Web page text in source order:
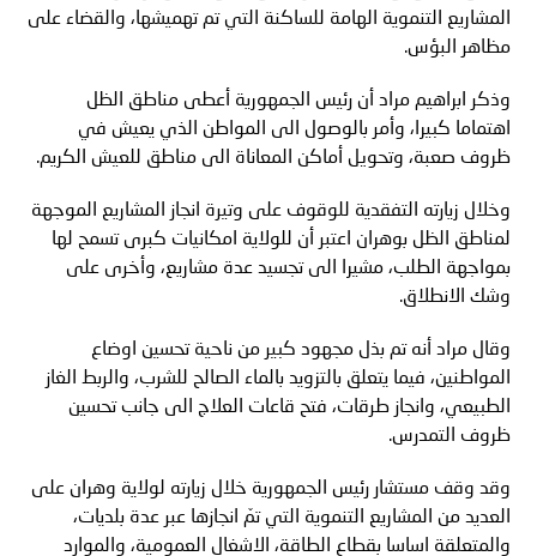
المشاريع التنموية الهامة للساكنة التي تم تهميشها، والقضاء على
مظاهر البؤس.
وذكر ابراهيم مراد أن رئيس الجمهورية أعطى مناطق الظل
اهتماما كبيرا، وأمر بالوصول الى المواطن الذي يعيش في
ظروف صعبة، وتحويل أماكن المعاناة الى مناطق للعيش الكريم.
وخلال زيارته التفقدية للوقوف على وتيرة انجاز المشاريع الموجهة
لمناطق الظل بوهران اعتبر أن للولاية امكانيات كبرى تسمح لها
بمواجهة الطلب، مشيرا الى تجسيد عدة مشاريع، وأخرى على
وشك الانطلاق.
وقال مراد أنه تم بذل مجهود كبير من ناحية تحسين اوضاع
المواطنين، فيما يتعلق بالتزويد بالماء الصالح للشرب، والربط الغاز
الطبيعي، وانجاز طرقات، فتح قاعات العلاج الى جانب تحسين
ظروف التمدرس.
وقد وقف مستشار رئيس الجمهورية خلال زيارته لولاية وهران على
العديد من المشاريع التنموية التي تمّ انجازها عبر عدة بلديات،
والمتعلقة اساسا بقطاع الطاقة، الاشغال العمومية، والموارد